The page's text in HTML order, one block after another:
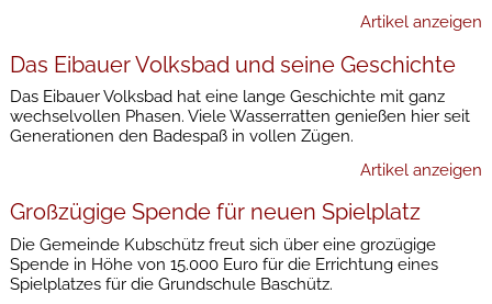
Artikel anzeigen
Das Eibauer Volksbad und seine Geschichte
Das Eibauer Volksbad hat eine lange Geschichte mit ganz
wechselvollen Phasen. Viele Wasserratten genießen hier seit
Generationen den Badespaß in vollen Zügen.
Artikel anzeigen
Großzügige Spende für neuen Spielplatz
Die Gemeinde Kubschütz freut sich über eine grozügige
Spende in Höhe von 15.000 Euro für die Errichtung eines
Spielplatzes für die Grundschule Baschütz.